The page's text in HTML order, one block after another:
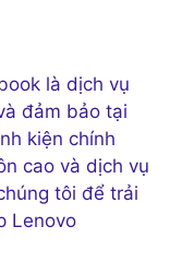
là dịch vụ
đảm bảo tại
kiện chính
cao và dịch vụ
tôi để trải
Lenovo